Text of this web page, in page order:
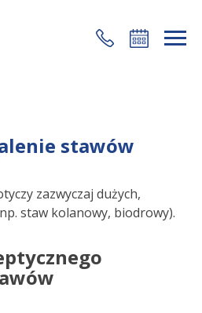
200
stawów
zazwyczaj dużych,
staw kolanowy, biodrowy).